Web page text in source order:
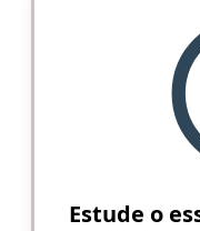
Estude o